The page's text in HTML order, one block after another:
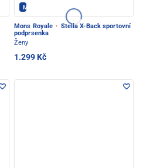
Mons Royale - PEC POD SNĚŽKOU
Mons Royale · Stella X-Back sportovní
podprsenka
Ženy
1.299 Kč